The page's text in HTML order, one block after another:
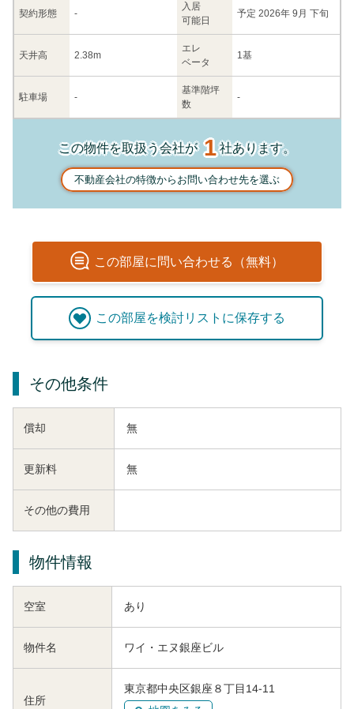
契約形態 -
入居
可能日
予定 2026年 9月 下旬
天井高 2.38m
エレ
ベータ
1基
駐車場 -
基準階坪
数
-
この物件を取扱う会社が1社あります。
不動産会社の特徴からお問い合わせ先を選ぶ
この部屋に問い合わせる（無料）
この部屋を検討リストに保存する
その他条件
償却 無
更新料 無
その他の費用
物件情報
空室 あり
物件名 ワイ・エヌ銀座ビル
住所
東京都中央区銀座８丁目14-11